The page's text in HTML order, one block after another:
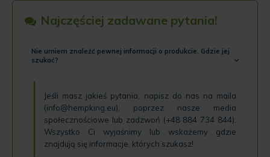
Najczęściej zadawane pytania!
Nie umiem znaleźć pewnej informacji o produkcie. Gdzie jej
szukać?
Jeśli masz jakieś pytania, napisz do nas na maila
(info@hempking.eu), poprzez nasze media
społecznościowe lub zadzwoń (+48 884 734 844).
Wszystko Ci wyjaśnimy lub wskażemy gdzie
znajdują się informacje, których szukasz!